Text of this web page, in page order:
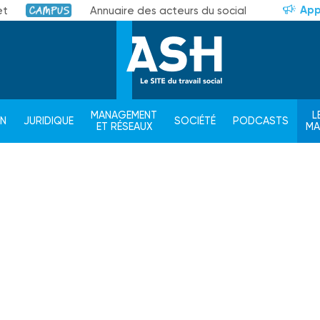
Campus Annuaire des acteurs du social
JURIDIQUE
MANAGEMENT
ET RÉSEAUX
SOCIÉTÉ PODCASTS